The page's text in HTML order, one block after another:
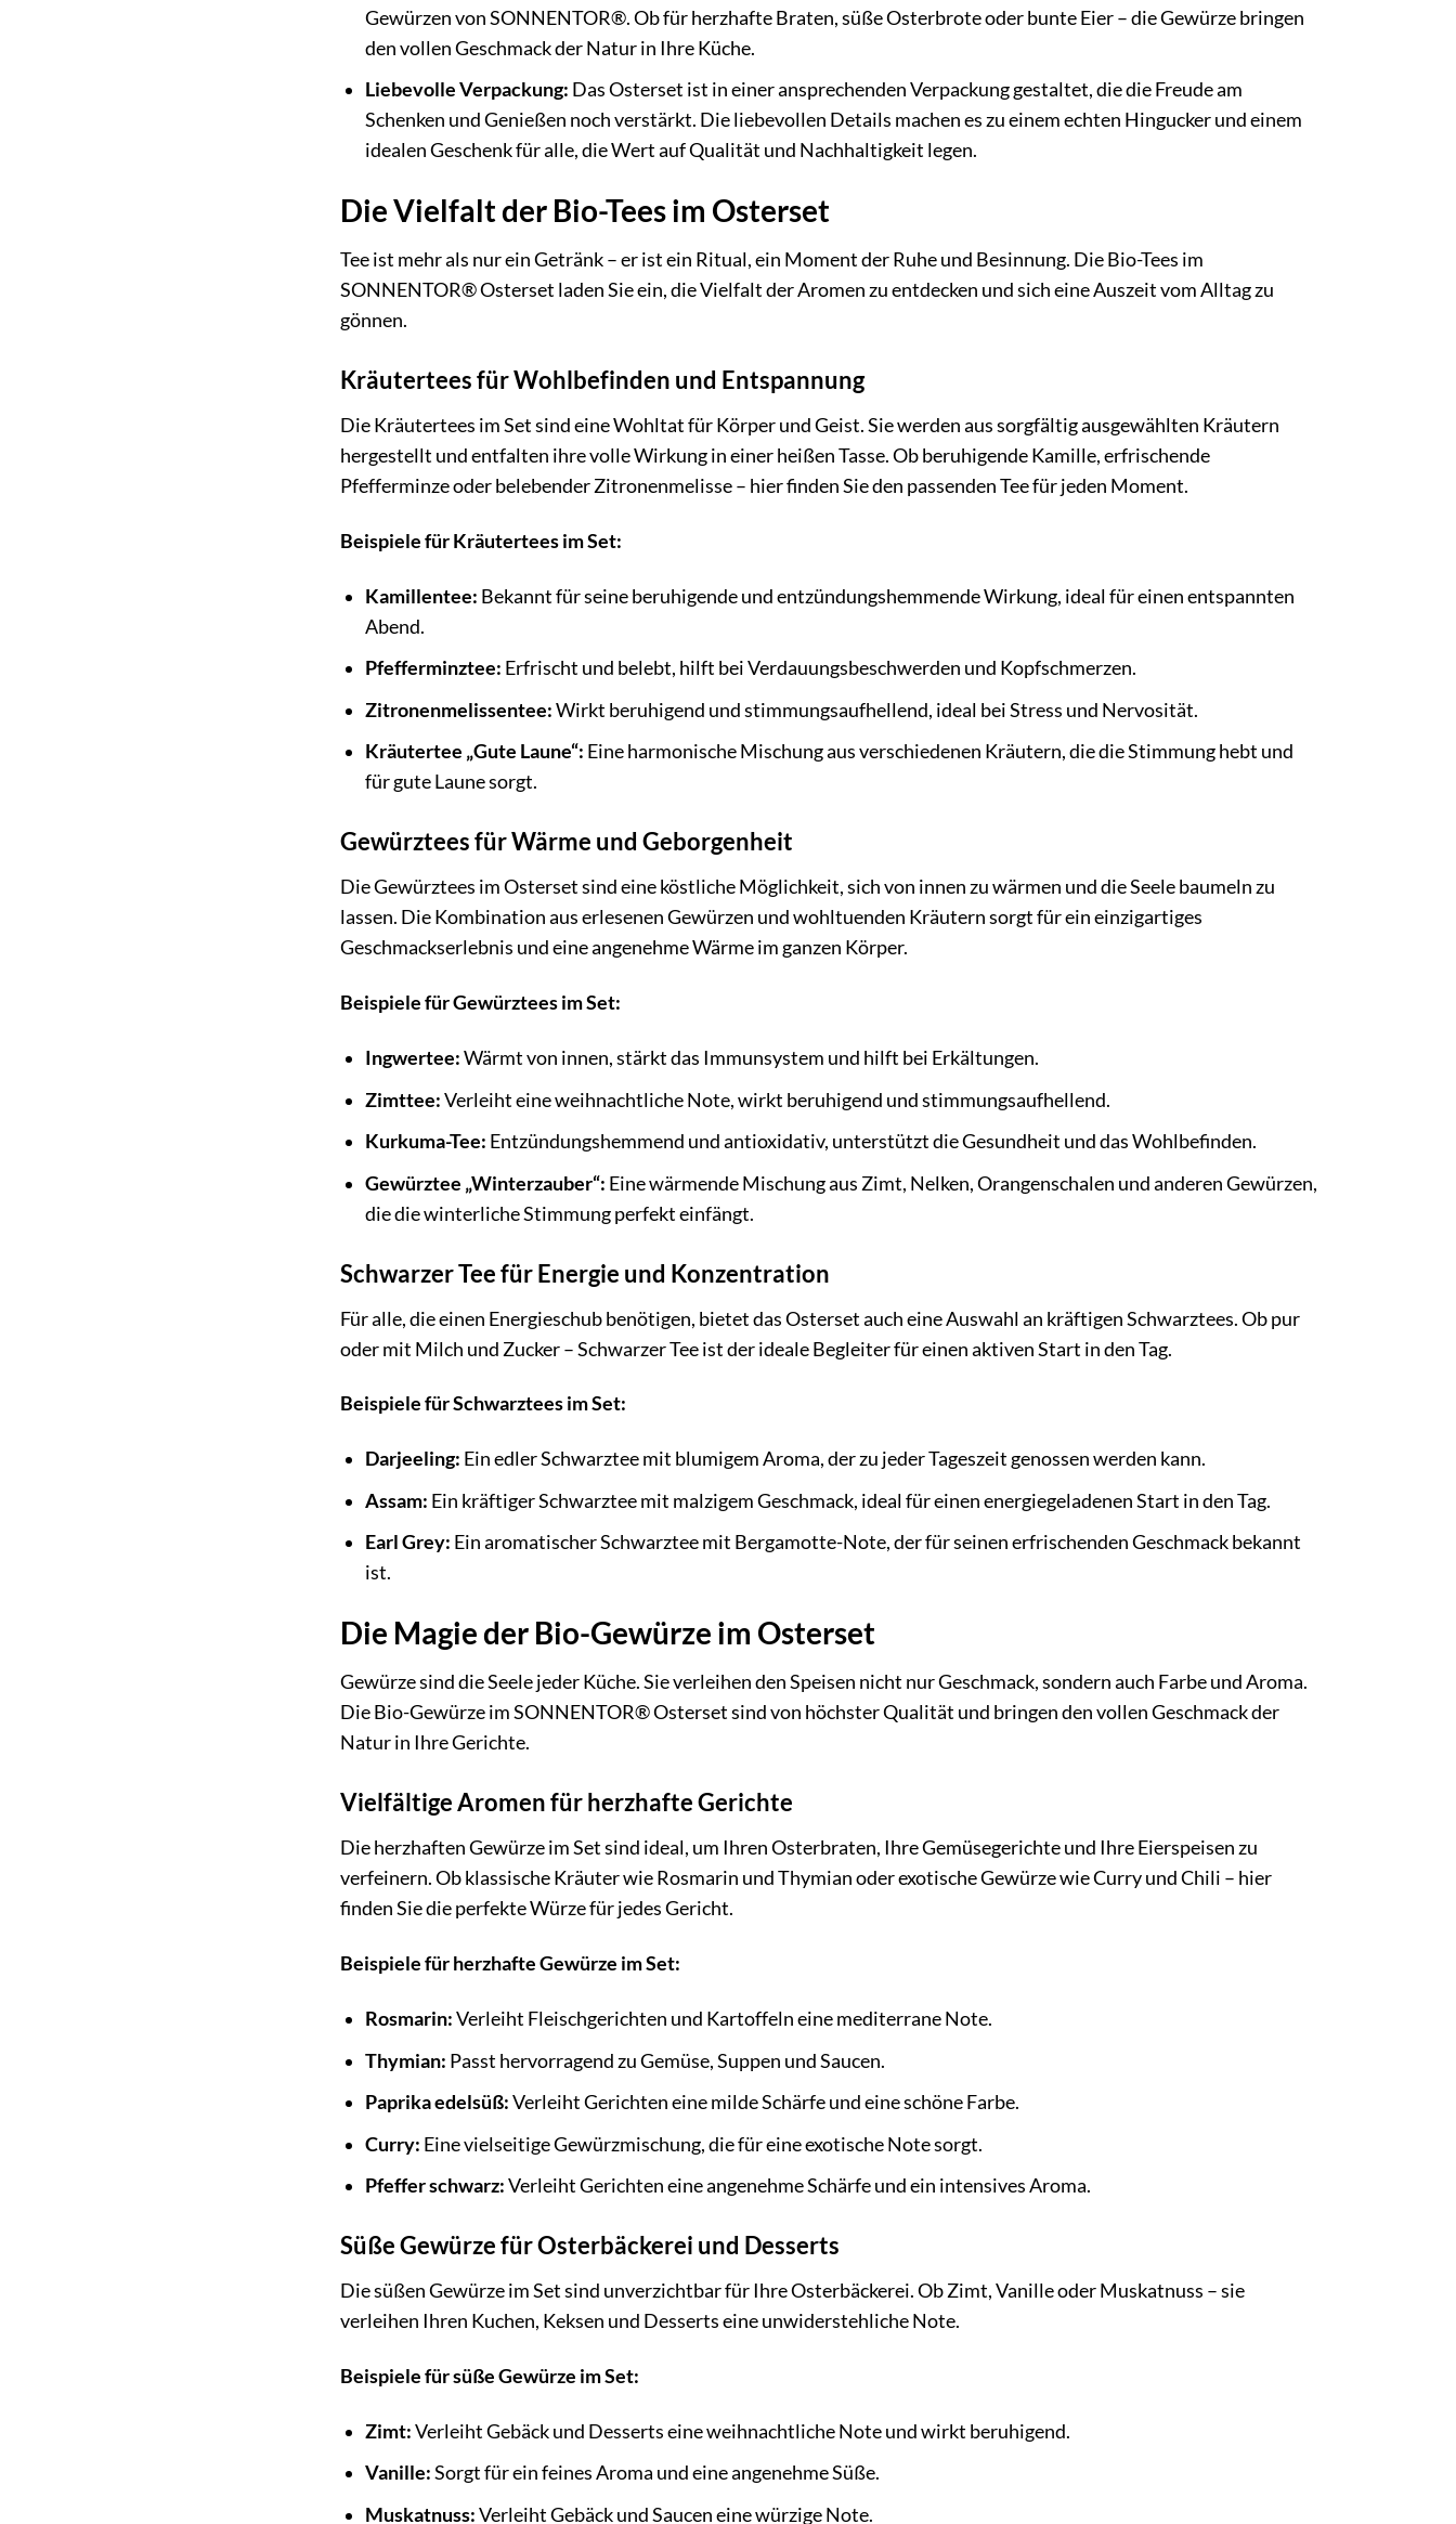
Gewürzen von SONNENTOR®. Ob für herzhafte Braten, süße Osterbrote oder bunte Eier – die Gewürze bringen
den vollen Geschmack der Natur in Ihre Küche.
Liebevolle Verpackung: Das Osterset ist in einer ansprechenden Verpackung gestaltet, die die Freude am
Schenken und Genießen noch verstärkt. Die liebevollen Details machen es zu einem echten Hingucker und einem
idealen Geschenk für alle, die Wert auf Qualität und Nachhaltigkeit legen.
Die Vielfalt der Bio-Tees im Osterset
Tee ist mehr als nur ein Getränk – er ist ein Ritual, ein Moment der Ruhe und Besinnung. Die Bio-Tees im
SONNENTOR® Osterset laden Sie ein, die Vielfalt der Aromen zu entdecken und sich eine Auszeit vom Alltag zu
gönnen.
Kräutertees für Wohlbefinden und Entspannung
Die Kräutertees im Set sind eine Wohltat für Körper und Geist. Sie werden aus sorgfältig ausgewählten Kräutern
hergestellt und entfalten ihre volle Wirkung in einer heißen Tasse. Ob beruhigende Kamille, erfrischende
Pfefferminze oder belebender Zitronenmelisse – hier finden Sie den passenden Tee für jeden Moment.
Beispiele für Kräutertees im Set:
Kamillentee: Bekannt für seine beruhigende und entzündungshemmende Wirkung, ideal für einen entspannten
Abend.
Pfefferminztee: Erfrischt und belebt, hilft bei Verdauungsbeschwerden und Kopfschmerzen.
Zitronenmelissentee:Wirkt beruhigend und stimmungsaufhellend, ideal bei Stress und Nervosität.
Kräutertee „Gute Laune“: Eine harmonische Mischung aus verschiedenen Kräutern, die die Stimmung hebt und
für gute Laune sorgt.
Gewürztees für Wärme und Geborgenheit
Die Gewürztees im Osterset sind eine köstliche Möglichkeit, sich von innen zu wärmen und die Seele baumeln zu
lassen. Die Kombination aus erlesenen Gewürzen und wohltuenden Kräutern sorgt für ein einzigartiges
Geschmackserlebnis und eine angenehme Wärme im ganzen Körper.
Beispiele für Gewürztees im Set:
Ingwertee:Wärmt von innen, stärkt das Immunsystem und hilft bei Erkältungen.
Zimttee:Verleiht eine weihnachtliche Note, wirkt beruhigend und stimmungsaufhellend.
Kurkuma-Tee: Entzündungshemmend und antioxidativ, unterstützt die Gesundheit und das Wohlbefinden.
Gewürztee „Winterzauber“: Eine wärmende Mischung aus Zimt, Nelken, Orangenschalen und anderen Gewürzen,
die die winterliche Stimmung perfekt einfängt.
Schwarzer Tee für Energie und Konzentration
Für alle, die einen Energieschub benötigen, bietet das Osterset auch eine Auswahl an kräftigen Schwarztees. Ob pur
oder mit Milch und Zucker – Schwarzer Tee ist der ideale Begleiter für einen aktiven Start in den Tag.
Beispiele für Schwarztees im Set:
Darjeeling: Ein edler Schwarztee mit blumigem Aroma, der zu jeder Tageszeit genossen werden kann.
Assam: Ein kräftiger Schwarztee mit malzigem Geschmack, ideal für einen energiegeladenen Start in den Tag.
Earl Grey: Ein aromatischer Schwarztee mit Bergamotte-Note, der für seinen erfrischenden Geschmack bekannt
ist.
Die Magie der Bio-Gewürze im Osterset
Gewürze sind die Seele jeder Küche. Sie verleihen den Speisen nicht nur Geschmack, sondern auch Farbe und Aroma.
Die Bio-Gewürze im SONNENTOR® Osterset sind von höchster Qualität und bringen den vollen Geschmack der
Natur in Ihre Gerichte.
Vielfältige Aromen für herzhafte Gerichte
Die herzhaften Gewürze im Set sind ideal, um Ihren Osterbraten, Ihre Gemüsegerichte und Ihre Eierspeisen zu
verfeinern. Ob klassische Kräuter wie Rosmarin und Thymian oder exotische Gewürze wie Curry und Chili – hier
finden Sie die perfekte Würze für jedes Gericht.
Beispiele für herzhafte Gewürze im Set:
Rosmarin:Verleiht Fleischgerichten und Kartoffeln eine mediterrane Note.
Thymian: Passt hervorragend zu Gemüse, Suppen und Saucen.
Paprika edelsüß:Verleiht Gerichten eine milde Schärfe und eine schöne Farbe.
Curry: Eine vielseitige Gewürzmischung, die für eine exotische Note sorgt.
Pfeffer schwarz:Verleiht Gerichten eine angenehme Schärfe und ein intensives Aroma.
Süße Gewürze für Osterbäckerei und Desserts
Die süßen Gewürze im Set sind unverzichtbar für Ihre Osterbäckerei. Ob Zimt, Vanille oder Muskatnuss – sie
verleihen Ihren Kuchen, Keksen und Desserts eine unwiderstehliche Note.
Beispiele für süße Gewürze im Set:
Zimt:Verleiht Gebäck und Desserts eine weihnachtliche Note und wirkt beruhigend.
Vanille:Sorgt für ein feines Aroma und eine angenehme Süße.
Muskatnuss:Verleiht Gebäck und Saucen eine würzige Note.